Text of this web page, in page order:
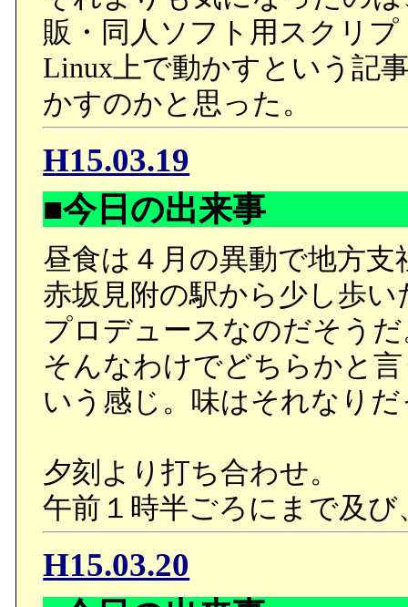
販・同人ソフト用スクリ
Linux上で動かすという記
かすのかと思った。
H15.03.19
■今日の出来事
昼食は４月の異動で地方
赤坂見附の駅から少し歩
プロデュースなのだそう
そんなわけでどちらかと
いう感じ。味はそれなり
夕刻より打ち合わせ。
午前１時半ごろにまで及
H15.03.20